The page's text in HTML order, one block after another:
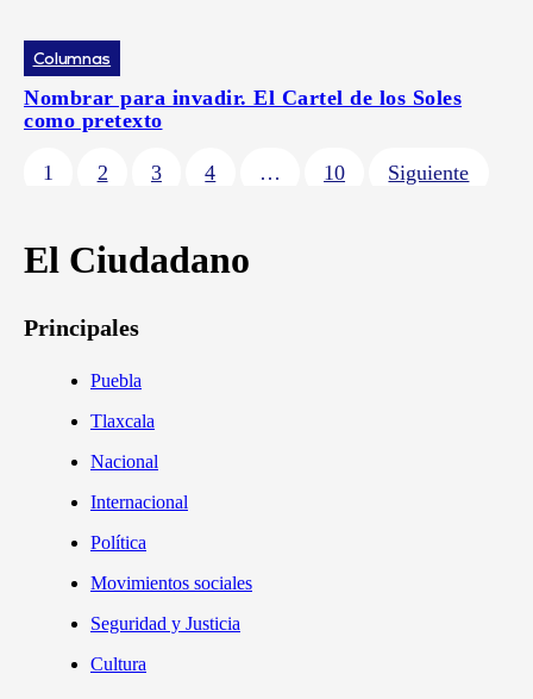
Columnas
Nombrar para invadir. El Cartel de los Soles
como pretexto
1 2 3 4 … 10 Siguiente
El Ciudadano
Principales
Puebla
Tlaxcala
Nacional
Internacional
Política
Movimientos sociales
Seguridad y Justicia
Cultura